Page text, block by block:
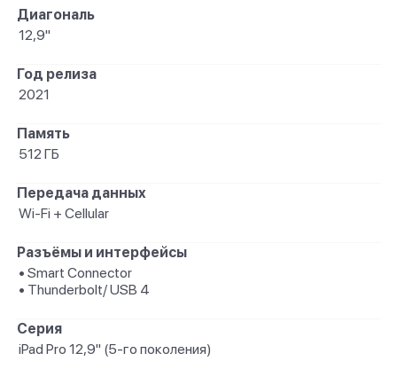
Диагональ
12,9"
Год релиза
2021
Память
512 ГБ
Передача данных
Wi-Fi + Cellular
Разъёмы и интерфейсы
• Smart Connector
• Thunderbolt/ USB 4
Серия
iPad Pro 12,9" (5-го поколения)